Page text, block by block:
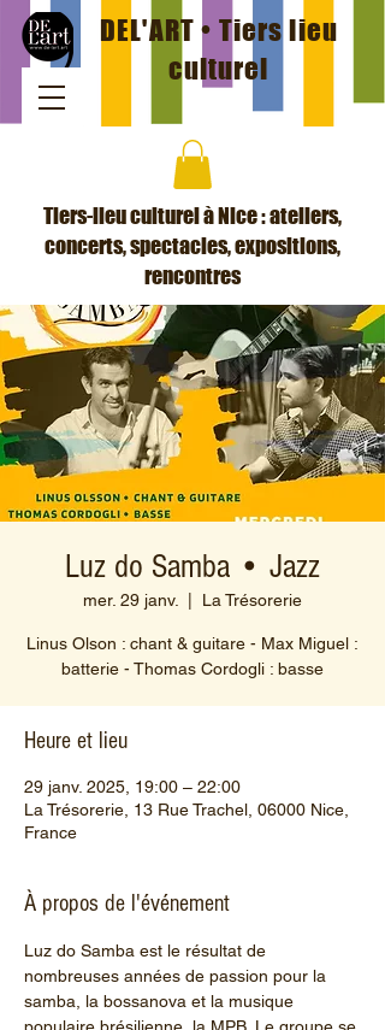
DEL'ART • Tiers lieu
culturel
Tiers-lieu culturel à Nice : ateliers,
concerts, spectacles, expositions,
rencontres
Luz do Samba • Jazz
mer. 29 janv. La Trésorerie
Linus Olson : chant & guitare - Max Miguel :
batterie - Thomas Cordogli : basse
Heure et lieu
29 janv. 2025, 19:00 – 22:00
La Trésorerie, 13 Rue Trachel, 06000 Nice,
France
À propos de l'événement
Luz do Samba est le résultat de
nombreuses années de passion pour la
samba, la bossanova et la musique
populaire brésilienne, la MPB. Le groupe se